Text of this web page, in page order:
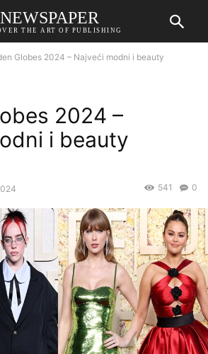
NEWSPAPER
THE ART OF PUBLISHING
Globes 2024 – Najveći modni i beauty
2024 –
i beauty
0
541